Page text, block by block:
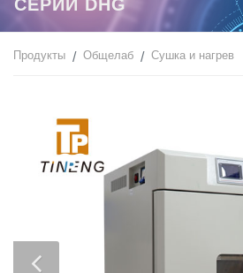
СЕРИИ DHG
Продукты Общелаб Сушка и нагрев